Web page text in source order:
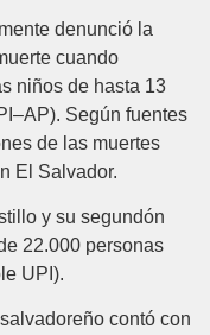
denunció la
cuando
niños de hasta 13
Según fuentes
de las muertes
El Salvador.
y su segundón
22.000 personas
UPI).
contó con